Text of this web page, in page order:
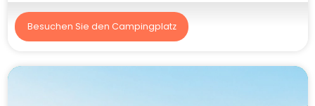
Besuchen Sie den Campingplatz